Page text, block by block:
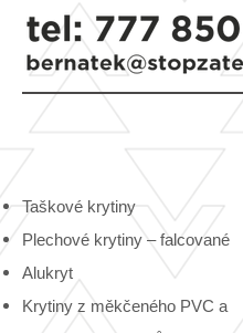
Taškové krytiny
Plechové krytiny – falcované
Alukryt
Krytiny z měkčeného PVC a